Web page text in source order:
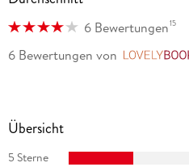
6 Bewertungen15
6 Bewertungen von
Übersicht
5 Sterne